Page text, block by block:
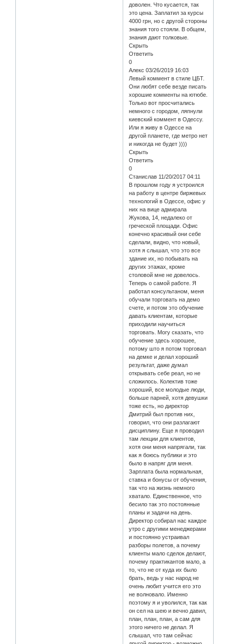
доволен. Что кусается, так
это цена. Заплатил за курсы
4000 грн, но с другой стороны
знания того стояли. В общем,
знания дают толковые.
Скрыть
Ответить
0
Алекс 03/26/2019 16:03
Левый коммент в стиле ЦБТ.
Они любят себе везде писать
хорошие комменты на ютюбе.
Только вот просчитались
немного с городом, ляпнули
киевский коммент в Одессу.
Или я живу в Одессе на
другой планете, где метро нет
и никогда не будет ))))
Скрыть
Ответить
0
Станислав 11/20/2017 04:11
В прошлом году я устроился
на работу в центре биржевых
технологий в Одессе, офис у
них на вице адмирала
Жукова, 14, недалеко от
греческой площади. Офис
конечно красивый они себе
сделали, видно, что новый,
хотя я слышал, что это все
здание их, но побывать на
других этажах, кроме
столовой мне не довелось.
Теперь о самой работе. Я
работал консультаном, меня
обучали торговать на демо
счете, и потом это обучение
давать клиентам, которые
приходили научиться
торговать. Могу сказать, что
обучение здесь хорошее,
потому што я потом торговал
на демке и делал хороший
результат, даже думал
открывать себе реал, но не
сложилось. Колектив тоже
хороший, все молодые люди,
больше парней, хотя девушки
тоже есть, но директор
Дмитрий был против них,
говорил, что они разлагают
дисциплину. Еще я проводил
там лекции для клиентов,
хотя они меня напрягали, так
как я боюсь публики и это
было в напряг для меня.
Зарплата была нормальная,
ставка и бонусы от обучения,
так что на жизнь немного
хватало. Единственное, что
бесило так это постоянные
планы и задачи на день.
Директор собирал нас каждое
утро с другими менеджерами
и постоянно устраивал
разборы полетов, а почему
клиенты мало сделок делают,
почему практикантов мало, а
то, что не от куда их было
брать, ведь у нас народ не
очень любит учится его это
не волновало. Именно
поэтому я и уволился, так как
он сел на шею и вечно давил,
план, план, план, а сам для
этого ничего не делал. Я
слышал, что там сейчас